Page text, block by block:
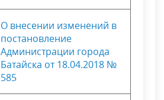
О внесении изменений в
постановление
Администрации города
Батайска от 18.04.2018 №
585